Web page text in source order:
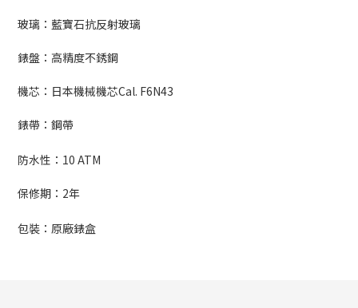
玻璃：藍寶石抗反射玻璃
錶盤：高精度不銹鋼
機芯：日本機械機芯Cal. F6N43
錶帶：鋼帶
防水性： 10 ATM
保修期： 2年
包裝：原廠錶盒